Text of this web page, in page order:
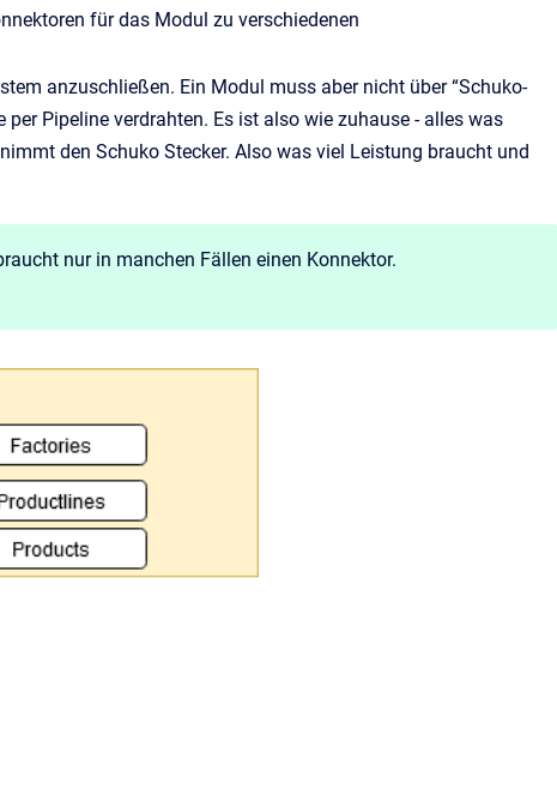
für das Modul zu verschiedenen
anzuschließen. Ein Modul muss aber nicht über “Schuko-
Pipeline verdrahten. Es ist also wie zuhause - alles was
den Schuko Stecker. Also was viel Leistung braucht und
nur in manchen Fällen einen Konnektor.